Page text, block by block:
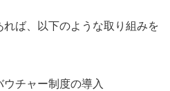
ば、以下のような取り組みを
ウチャー制度の導入